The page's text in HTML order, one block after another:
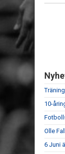
10-
Olle
6 Juni